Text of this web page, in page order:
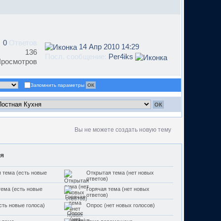
0 Ответов
136
14 Апр 2010 14:29
Посл. сообщение:
Per4iks
Запомнить параметры
Вы не можете создать новую тему
тема (есть новые
Открытая тема (нет новых
ответов)
(есть новые
Горячая тема (нет новых
ответов)
новые голоса)
Опрос (нет новых голосов)